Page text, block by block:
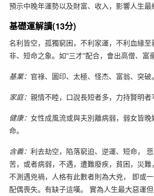
預示中晚年運勢以及財富、收入，影響人生最
基礎運解讀(13分)
名利皆空，孤獨窮困，不利家運，不利血緣
非、短命之象。如“三才”配合，會出高僧、富
基業： 官祿、圖印、太極、怪杰、富翁、突破。
家庭： 親情不睦，口說長短者多，力持賢明者
健康： 女性成風流或與夫別離病弱，弱女皆
命。
含義： 利去劫空，陷落窮迫、逆運、短命，
苦，或者病弱，不遇，遭難廢疾，貧困，災
不測遇兇禍，人格有此數者則為大兇， 即或
配偶喪失。有缺子這嘆。 實為人生最大惡運